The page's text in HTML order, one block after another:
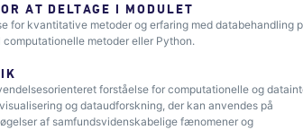
AT DELTAGE I MODULET
for kvantitative metoder og erfaring med databehandling
metoder eller Python.
forståelse for computationelle og
og dataudforskning, der kan anvendes på
af samfundsvidenskabelige fænomener og